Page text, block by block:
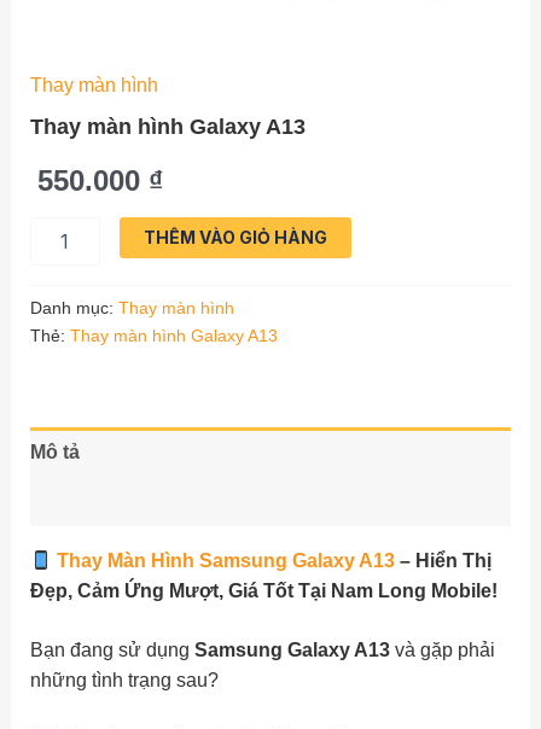
Thay màn hình
Thay màn hình Galaxy A13
550.000 ₫
Galaxy
THÊM VÀO GIỎ HÀNG
Danh mục: Thay màn hình
Thẻ: Thay màn hình Galaxy A13
Mô tả
Thay Màn Hình Samsung Galaxy A13– Hiển Thị
Đẹp, Cảm Ứng Mượt, Giá Tốt Tại Nam Long Mobile!
Bạn đang sử dụng Samsung Galaxy A13và gặp phải
những tình trạng sau?